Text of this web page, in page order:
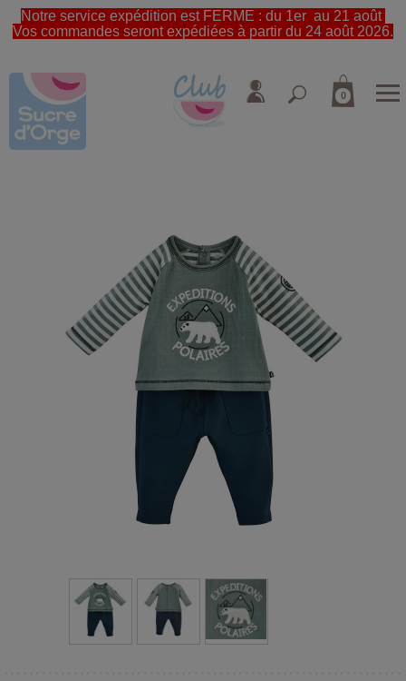
Notre service expédition est FERME : du 1er au 21 août
Vos commandes seront expédiées à partir du 24 août 2026.
0